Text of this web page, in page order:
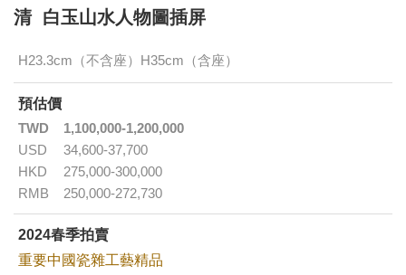
清 白玉山水人物圖插屏
H23.3cm（不含座）H35cm（含座）
預估價
TWD
1,100,000-1,200,000
USD
34,600-37,700
HKD
275,000-300,000
RMB
250,000-272,730
2024春季拍賣
重要中國瓷雜工藝精品